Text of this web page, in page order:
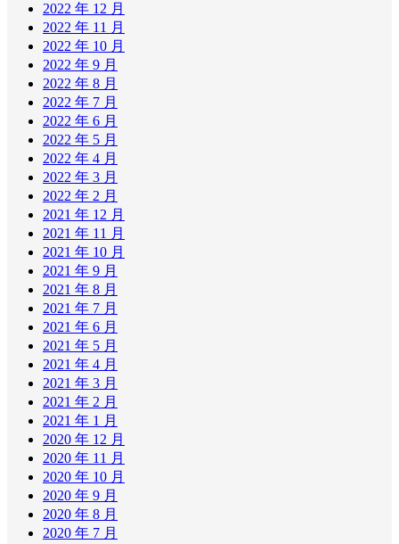
2022 年 12 月
2022 年 11 月
2022 年 10 月
2022 年 9 月
2022 年 8 月
2022 年 7 月
2022 年 6 月
2022 年 5 月
2022 年 4 月
2022 年 3 月
2022 年 2 月
2021 年 12 月
2021 年 11 月
2021 年 10 月
2021 年 9 月
2021 年 8 月
2021 年 7 月
2021 年 6 月
2021 年 5 月
2021 年 4 月
2021 年 3 月
2021 年 2 月
2021 年 1 月
2020 年 12 月
2020 年 11 月
2020 年 10 月
2020 年 9 月
2020 年 8 月
2020 年 7 月